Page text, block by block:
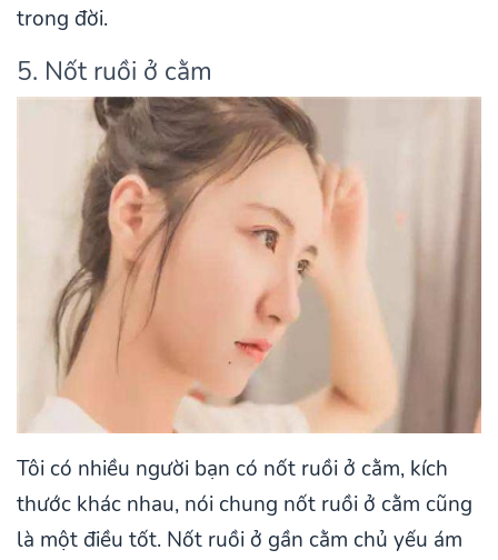
trong đời.
5. Nốt ruồi ở cằm
Tôi có nhiều người bạn có nốt ruồi ở cằm, kích
thước khác nhau, nói chung nốt ruồi ở cằm cũng
là một điều tốt. Nốt ruồi ở gần cằm chủ yếu ám